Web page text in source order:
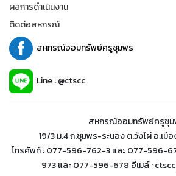
ผลการดำเนินงาน
ติดต่อสหกรณ์
สหกรณ์ออมทรัพย์ครูชุมพร
Line : @ctscc
สหกรณ์ออมทรัพย์ครูชุ
19/3 ม.4 ถ.ชุมพร-ระนอง ต.วังไผ่ อ.เมื
โทรศัพท์ : 077-596-762-3 และ 077-596-
973 และ 077-596-678 อีเมล์ :